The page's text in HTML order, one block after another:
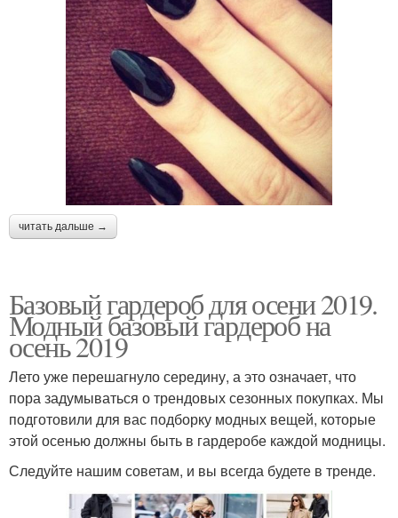
читать дальше →
Базовый гардероб для осени 2019.
Модный базовый гардероб на
осень 2019
Лето уже перешагнуло середину, а это означает, что
пора задумываться о трендовых сезонных покупках. Мы
подготовили для вас подборку модных вещей, которые
этой осенью должны быть в гардеробе каждой модницы.
Следуйте нашим советам, и вы всегда будете в тренде.